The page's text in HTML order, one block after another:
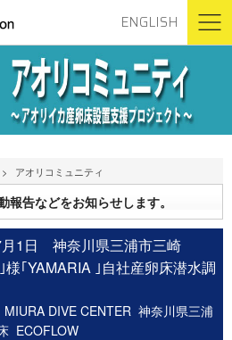
ENGLISH
アオリコミュニティ
報告などをお知らせします。
1日 神奈川県三浦市三崎
｢YAMARIA ｣自社産卵床潜水調
MIURA DIVE CENTER 神奈川県三浦
ECOFLOW